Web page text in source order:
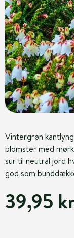
Vintergrøn
blomster med
sur til neutral jord
god som
39,95